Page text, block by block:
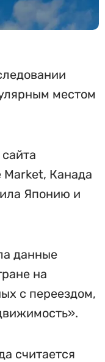
местом
Market, Канада
Японию и
данные
на
с переездом,
считается